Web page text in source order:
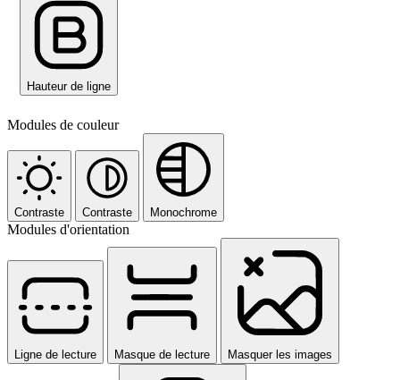
Hauteur de ligne
Modules de couleur
Contraste Contraste Monochrome
Modules d'orientation
Ligne de lecture Masque de lecture Masquer les images